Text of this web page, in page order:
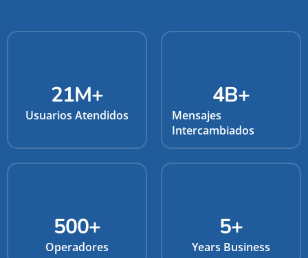
Usuarios Atendidos
21M+
Mensajes
Intercambiados
4B+
Operadores
500+
Years Business
5+